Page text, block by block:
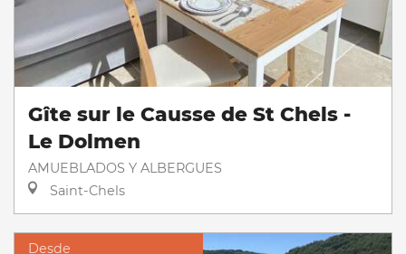
Gîte sur le Causse de St Chels -
Le Dolmen
AMUEBLADOS Y ALBERGUES
Saint-Chels
Desde